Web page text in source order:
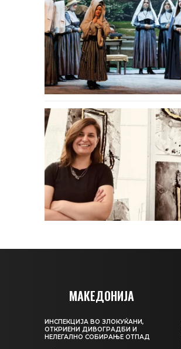
МАКЕДОНИЈА
ИНСПЕКЦИЈА ВО ЗЛОКУЌАНИ,
ОТКРИЕНИ ДИВОГРАДБИ И
НЕЛЕГАЛНО СОБИРАЊЕ ОТПАД